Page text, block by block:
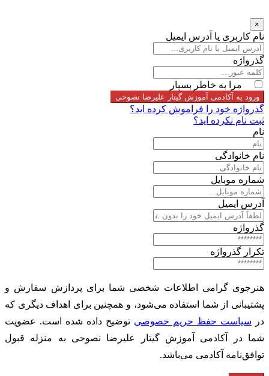
×
نام کاربری یا آدرس ایمیل
گذرواژه
مرا به خاطر بسپار
ورود به آکادمی آموزش گیتار علیرضا نصوحی
گذرواژه خود را فراموش کرده اید؟
ثبت نام نکرده اید؟
نام
نام خانوادگی
شماره موبایل
آدرس ایمیل
گذرواژه
تکرار گذرواژه
هنرجوی گرامی اطلاعات شخصی شما برای پردازش سفارش و
پشتیبانی از شما استفاده می‌شود، و همچنین برای اهداف دیگری که
در سیاست حفظ حریم خصوصی توضیح داده شده است. عضویت
شما در آکادمی آموزش گیتار علیرضا نصوحی به منزله قبول
توافق‌نامه آکادمی می‌باشد.